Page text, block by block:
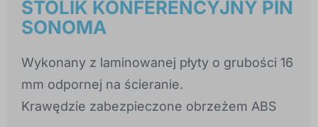
STOLIK KONFERENCYJNY PIN
SONOMA
Wykonany z laminowanej płyty o grubości 16
mm odpornej na ścieranie.
Krawędzie zabezpieczone obrzeżem ABS